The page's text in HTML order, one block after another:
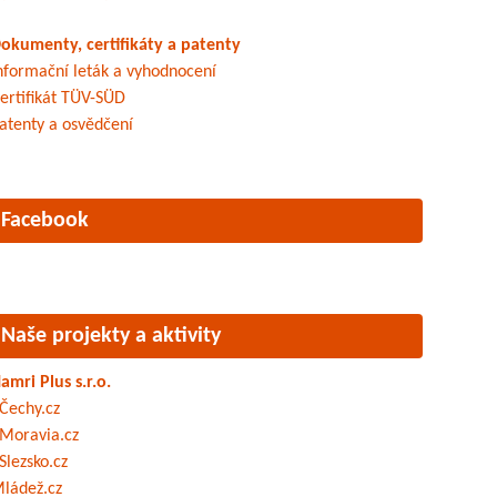
certifikáty a patenty
leták a vyhodnocení
TÜV-SÜD
a osvědčení
Facebook
Naše projekty a aktivity
Plus s.r.o.